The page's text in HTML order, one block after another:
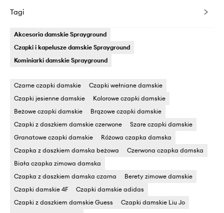
Tagi
Akcesoria damskie Sprayground
Czapki i kapelusze damskie Sprayground
Kominiarki damskie Sprayground
Czarne czapki damskie
Czapki wełniane damskie
Czapki jesienne damskie
Kolorowe czapki damskie
Beżowe czapki damskie
Brązowe czapki damskie
Czapki z daszkiem damskie czerwone
Szare czapki damskie
Granatowe czapki damskie
Różowa czapka damska
Czapka z daszkiem damska beżowa
Czerwona czapka damska
Biała czapka zimowa damska
Czapka z daszkiem damska czarna
Berety zimowe damskie
Czapki damskie 4F
Czapki damskie adidas
Czapki z daszkiem damskie Guess
Czapki damskie Liu Jo